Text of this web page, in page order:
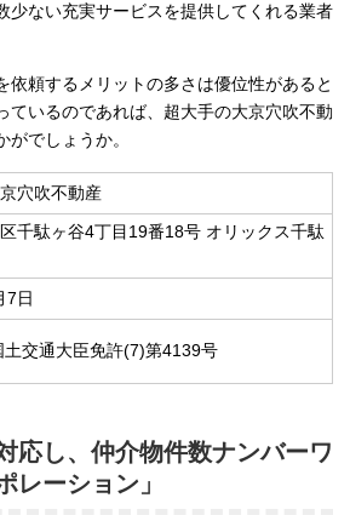
少ない充実サービスを提供してくれる業者
依頼するメリットの多さは優位性があると
ているのであれば、超大手の大京穴吹不動
でしょうか。
穴吹不動産
千駄ヶ谷4丁目19番18号 オリックス千駄
7日
土交通大臣免許(7)第4139号
応し、仲介物件数ナンバーワ
レーション」